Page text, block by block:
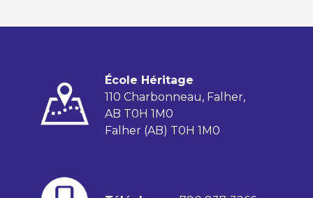
École Héritage
110 Charbonneau, Falher,
AB T0H 1M0
Falher (AB) T0H 1M0